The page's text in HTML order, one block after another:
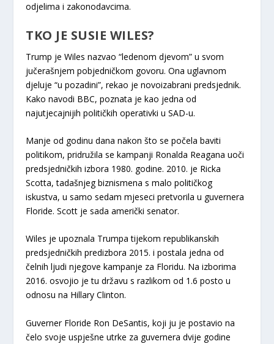
odjelima i zakonodavcima.
TKO JE SUSIE WILES?
Trump je Wiles nazvao “ledenom djevom” u svom
jučerašnjem pobjedničkom govoru. Ona uglavnom
djeluje “u pozadini”, rekao je novoizabrani predsjednik.
Kako navodi BBC, poznata je kao jedna od
najutjecajnijih političkih operativki u SAD-u.
Manje od godinu dana nakon što se počela baviti
politikom, pridružila se kampanji Ronalda Reagana uoči
predsjedničkih izbora 1980. godine. 2010. je Ricka
Scotta, tadašnjeg biznismena s malo političkog
iskustva, u samo sedam mjeseci pretvorila u guvernera
Floride. Scott je sada američki senator.
Wiles je upoznala Trumpa tijekom republikanskih
predsjedničkih predizbora 2015. i postala jedna od
čelnih ljudi njegove kampanje za Floridu. Na izborima
2016. osvojio je tu državu s razlikom od 1.6 posto u
odnosu na Hillary Clinton.
Guverner Floride Ron DeSantis, koji ju je postavio na
čelo svoje uspješne utrke za guvernera dvije godine